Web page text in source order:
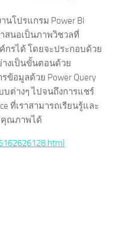
นโปรแกรม Power BI
สนอเป็นภาพวิชวลที่
กรได้ โดยจะประกอบด้วย
างเป็นขั้นตอนด้วย
ข้อมูลด้วย Power Query
ต่างๆ ไปจนถึงการแชร์
ที่เราสามารถเรียนรู้และ
คุณภาพได้